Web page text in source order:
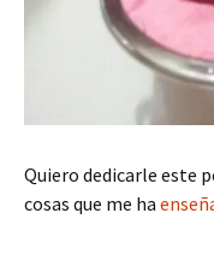
Quiero dedicarle este
cosas que me ha